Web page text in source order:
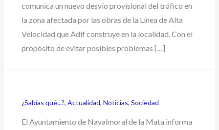
comunica un nuevo desvío provisional del tráfico en
la zona afectada por las obras de la Línea de Alta
Velocidad que Adif construye en la localidad. Con el
propósito de evitar posibles problemas […]
¿Sabías qué...?,Actualidad,Noticias,Sociedad
El Ayuntamiento de Navalmoral de la Mata informa